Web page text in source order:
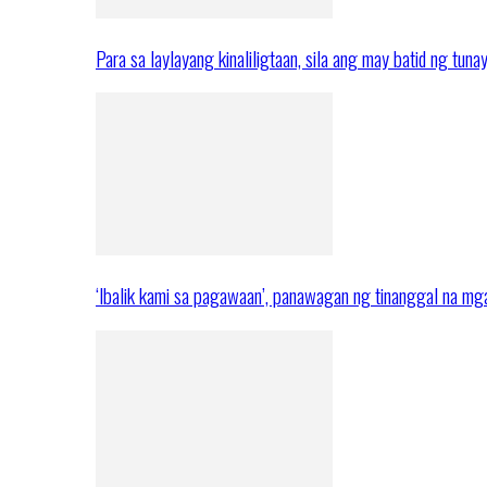
Para sa laylayang kinaliligtaan, sila ang may batid ng
‘Ibalik kami sa pagawaan’, panawagan ng tinanggal na